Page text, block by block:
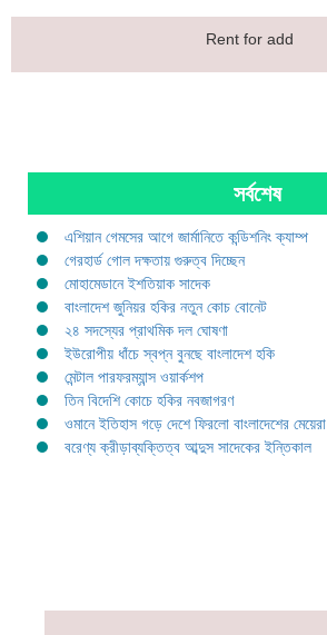
Rent for add
সর্বশেষ
এশিয়ান গেমসের আগে জার্মানিতে কন্ডিশনিং ক্যাম্প
গেরহার্ড গোল দক্ষতায় গুরুত্ব দিচ্ছেন
মোহামেডানে ইশতিয়াক সাদেক
বাংলাদেশ জুনিয়র হকির নতুন কোচ বোনেট
২৪ সদস্যের প্রাথমিক দল ঘোষণা
ইউরোপীয় ধাঁচে স্বপ্ন বুনছে বাংলাদেশ হকি
মেন্টাল পারফরম্যান্স ওয়ার্কশপ
তিন বিদেশি কোচে হকির নবজাগরণ
ওমানে ইতিহাস গড়ে দেশে ফিরলো বাংলাদেশের মেয়েরা
বরেণ্য ক্রীড়াব্যক্তিত্ব আব্দুস সাদেকের ইন্তিকাল